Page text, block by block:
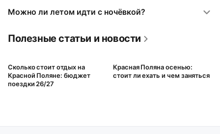
Можно ли летом идти с ночёвкой?
Полезные статьи и новости
Сколько стоит отдых на
Красной Поляне: бюджет
поездки 26/27
Красная Поляна осенью:
стоит ли ехать и чем заняться